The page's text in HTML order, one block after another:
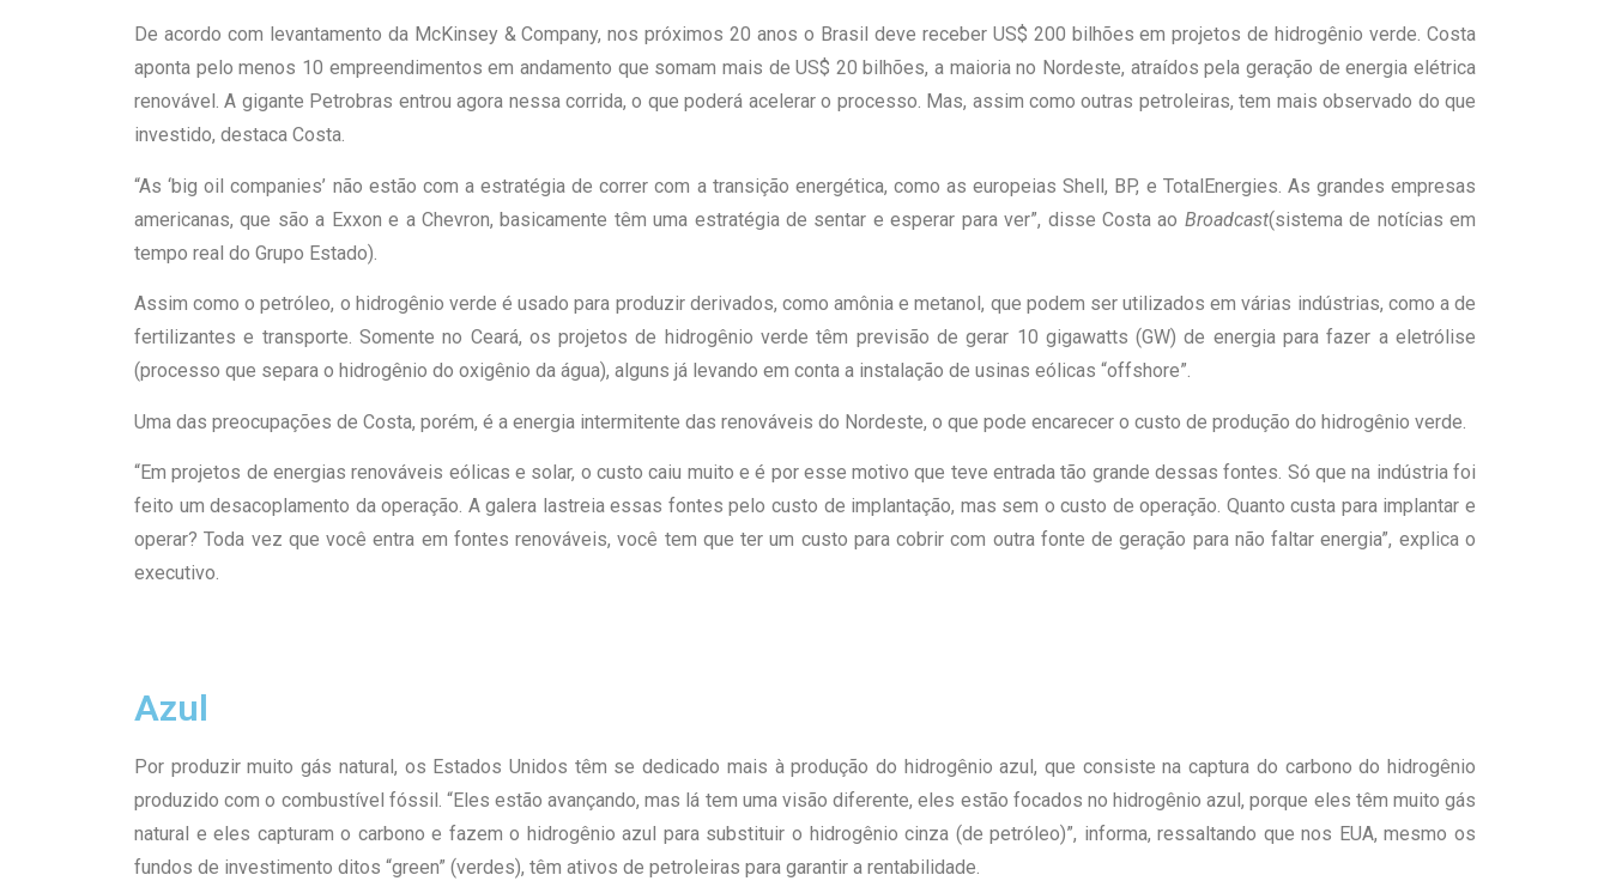
De acordo com levantamento da McKinsey & Company, nos próximos 20 anos o Brasil deve receber US$ 200 bilhões em projetos de hidrogênio verde. Costa
aponta pelo menos 10 empreendimentos em andamento que somam mais de US$ 20 bilhões, a maioria no Nordeste, atraídos pela geração de energia elétrica
renovável. A gigante Petrobras entrou agora nessa corrida, o que poderá acelerar o processo. Mas, assim como outras petroleiras, tem mais observado do que
investido, destaca Costa.
“As ‘big oil companies’ não estão com a estratégia de correr com a transição energética, como as europeias Shell, BP, e TotalEnergies. As grandes empresas
americanas, que são a Exxon e a Chevron, basicamente têm uma estratégia de sentar e esperar para ver”, disse Costa ao Broadcast(sistema de notícias em
tempo real do Grupo Estado).
Assim como o petróleo, o hidrogênio verde é usado para produzir derivados, como amônia e metanol, que podem ser utilizados em várias indústrias, como a de
fertilizantes e transporte. Somente no Ceará, os projetos de hidrogênio verde têm previsão de gerar 10 gigawatts (GW) de energia para fazer a eletrólise
(processo que separa o hidrogênio do oxigênio da água), alguns já levando em conta a instalação de usinas eólicas “offshore”.
Uma das preocupações de Costa, porém, é a energia intermitente das renováveis do Nordeste, o que pode encarecer o custo de produção do hidrogênio verde.
“Em projetos de energias renováveis eólicas e solar, o custo caiu muito e é por esse motivo que teve entrada tão grande dessas fontes. Só que na indústria foi
feito um desacoplamento da operação. A galera lastreia essas fontes pelo custo de implantação, mas sem o custo de operação. Quanto custa para implantar e
operar? Toda vez que você entra em fontes renováveis, você tem que ter um custo para cobrir com outra fonte de geração para não faltar energia”, explica o
executivo.
Azul
Por produzir muito gás natural, os Estados Unidos têm se dedicado mais à produção do hidrogênio azul, que consiste na captura do carbono do hidrogênio
produzido com o combustível fóssil. “Eles estão avançando, mas lá tem uma visão diferente, eles estão focados no hidrogênio azul, porque eles têm muito gás
natural e eles capturam o carbono e fazem o hidrogênio azul para substituir o hidrogênio cinza (de petróleo)”, informa, ressaltando que nos EUA, mesmo os
fundos de investimento ditos “green” (verdes), têm ativos de petroleiras para garantir a rentabilidade.